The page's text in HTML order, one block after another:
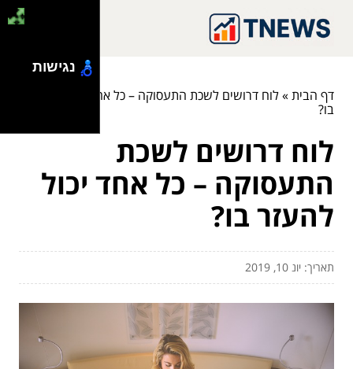
דף הבית»לוח דרושים לשכת התעסוקה – כל אחד יכול להעזר
בו?
לוח דרושים לשכת
התעסוקה – כל אחד יכול
להעזר בו?
תאריך: יונ 10, 2019
נגישות